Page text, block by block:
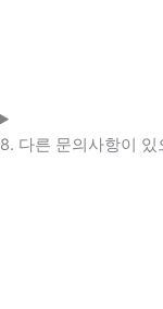
8. 다른 문의사항이